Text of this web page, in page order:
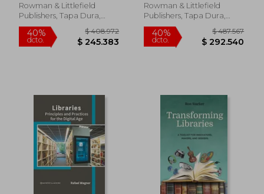
50%
dcto. $ 159.142
40%
dcto. $
Rowman & Littlefield
Publishers, Tapa Dura,
Nuevo
Rowman & Littlefield
Publishers, Tapa Dura,
Nuevo